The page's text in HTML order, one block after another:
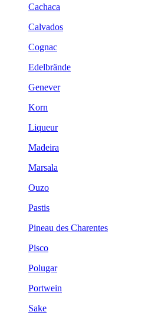
Cachaca
Calvados
Cognac
Edelbrände
Genever
Korn
Liqueur
Madeira
Marsala
Ouzo
Pastis
Pineau des Charentes
Pisco
Polugar
Portwein
Sake